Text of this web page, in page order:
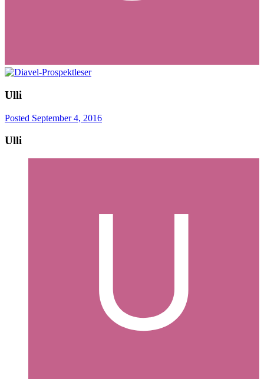
Ulli
Posted September 4, 2016
Ulli